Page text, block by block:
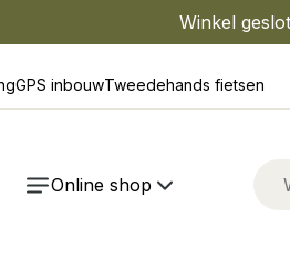
Winkel
GPS inbouwTweedehands fietsen
Online shop